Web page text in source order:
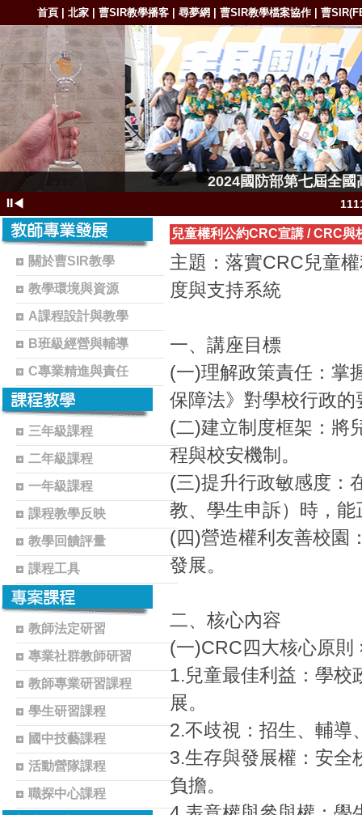
首頁 |北家 |曹SIR教學播客 |尋夢網 |曹SIR教學檔案協作 |曹
2024國防部第七屆全
⏸◀
1111-
1111-1111111
1111-
關於曹SIR教學
教學環境與資源
A課程設計與教學
B班級經營與輔導
C專業精進與責任
三年級課程
二年級課程
一年級課程
課程教學反映
教學回饋評量
課程工具
教師法定研習
專業社群教師研習
教師專業研習課程
學生研習課程
國中技藝課程
活動營隊課程
職探中心課程
兒童權利公約CRC宣講 /CRC與
主題：落實CRC兒童
度與支持系統
一、講座目標
(一)理解政策責任：掌
保障法》對學校行政的
(二)建立制度框架：將
程與校安機制。
(三)提升行政敏感度：
教、學生申訴）時，
(四)營造權利友善校園
發展。
二、核心內容
(一)CRC四大核心原則
1.兒童最佳利益：學校
展。
2.不歧視：招生、輔導
3.生存與發展權：安全
負擔。